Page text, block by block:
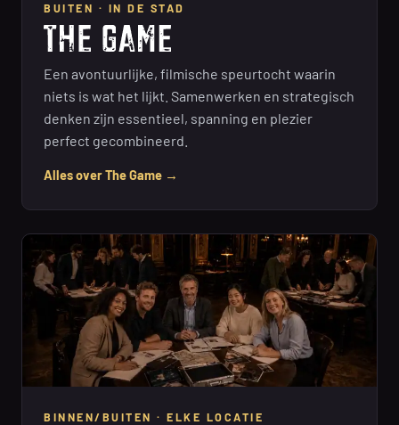
BUITEN · IN DE STAD
Een avontuurlijke, filmische speurtocht waarin
niets is wat het lijkt. Samenwerken en strategisch
denken zijn essentieel, spanning en plezier
perfect gecombineerd.
Alles over The Game →
BINNEN/BUITEN · ELKE LOCATIE